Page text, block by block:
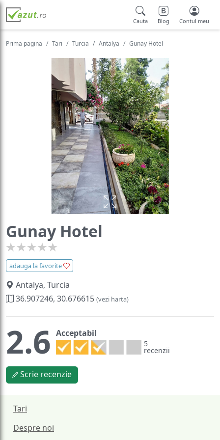
Cauta Blog Contul meu
Prima pagina Tari Turcia Antalya Gunay Hotel
Gunay Hotel
adauga la favorite
Antalya, Turcia
36.907246, 30.676615 (vezi harta)
2.6 Acceptabil
5
recenzii
Scrie recenzie
Tari
Despre noi